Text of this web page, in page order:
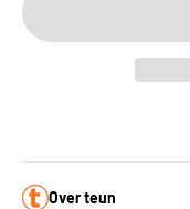
Over teun